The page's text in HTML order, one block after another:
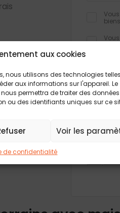
aux cookies
nous utilisons des technologies
aux informations sur l'appareil. Le
permettra de traiter des données
ou des identifiants uniques sur ce
Voir les
de confidentialité
Je
Les
formulaire,
traitement
feront pas
d’accès,
Pour plus
politique